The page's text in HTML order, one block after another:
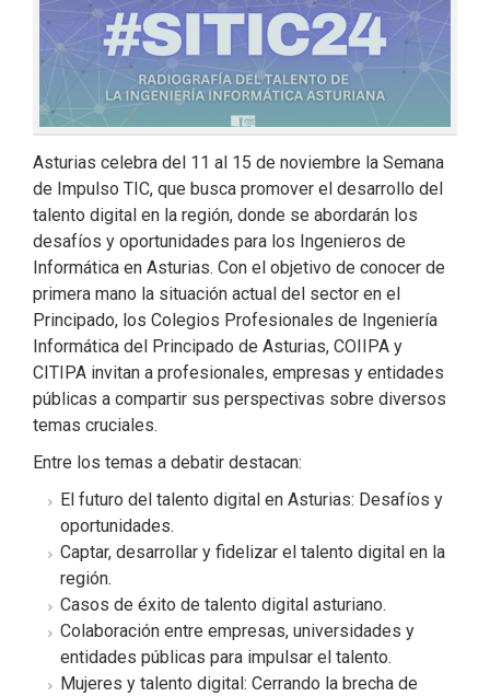
Asturias celebra del 11 al 15 de noviembre la Semana
de Impulso TIC, que busca promover el desarrollo del
talento digital en la región, donde se abordarán los
desafíos y oportunidades para los Ingenieros de
Informática en Asturias. Con el objetivo de conocer de
primera mano la situación actual del sector en el
Principado, los Colegios Profesionales de Ingeniería
Informática del Principado de Asturias, COIIPA y
CITIPA invitan a profesionales, empresas y entidades
públicas a compartir sus perspectivas sobre diversos
temas cruciales.
Entre los temas a debatir destacan:
El futuro del talento digital en Asturias: Desafíos y
oportunidades.
Captar, desarrollar y fidelizar el talento digital en la
región.
Casos de éxito de talento digital asturiano.
Colaboración entre empresas, universidades y
entidades públicas para impulsar el talento.
Mujeres y talento digital: Cerrando la brecha de